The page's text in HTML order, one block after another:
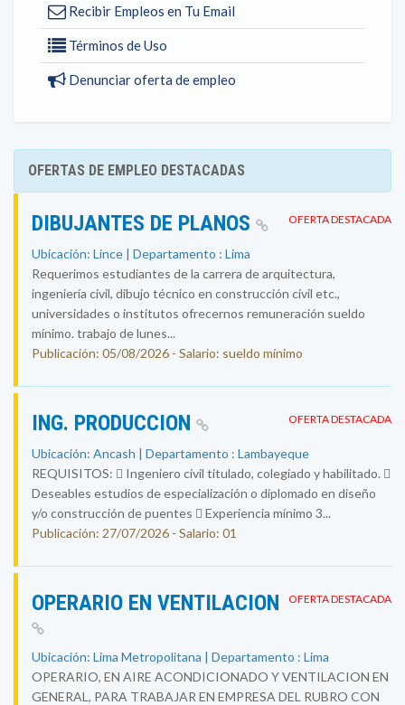
Recibir Empleos en Tu Email
Términos de Uso
Denunciar oferta de empleo
OFERTAS DE EMPLEO DESTACADAS
OFERTA DESTACADA
DIBUJANTES DE PLANOS
Ubicación: Lince | Departamento : Lima
Requerimos estudiantes de la carrera de arquitectura,
ingeniería civil, dibujo técnico en construcción civil etc.,
universidades o institutos ofrecernos remuneración sueldo
mínimo. trabajo de lunes...
Publicación: 05/08/2026 - Salario: sueldo mínimo
OFERTA DESTACADA
ING. PRODUCCION
Ubicación: Ancash | Departamento : Lambayeque
REQUISITOS:  Ingeniero civil titulado, colegiado y habilitado. 
Deseables estudios de especialización o diplomado en diseño
y/o construcción de puentes  Experiencia mínimo 3...
Publicación: 27/07/2026 - Salario: 01
OFERTA DESTACADA
OPERARIO EN VENTILACION
Ubicación: Lima Metropolitana | Departamento : Lima
OPERARIO, EN AIRE ACONDICIONADO Y VENTILACION EN
GENERAL, PARA TRABAJAR EN EMPRESA DEL RUBRO CON